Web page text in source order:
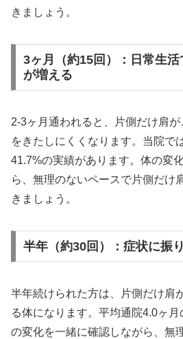
きましょう。
3ヶ月（約15回）：日常生活
が増える
2-3ヶ月通われると、片側だけ肩
をきたしにくくなります。当院で
41.7%の実績があります。体の変
ら、無理のないペースで片側だけ
きましょう。
半年（約30回）：症状に振
半年続けられた方は、片側だけ肩
る体になります。平均通院4.0ヶ
の変化を一緒に確認しながら、無